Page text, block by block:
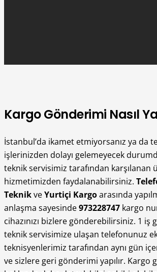
Kargo Gönderimi Nasıl
İstanbul’da ikamet etmiyorsanız ya da
işlerinizden dolayı gelemeyecek
teknik servisimiz tarafından karşılanan
hizmetimizden faydalanabilirsiniz.
TeknikveYurtiçi Kargoarasında
anlaşma sayesinde973228747 kargo
cihazınızı bizlere gönderebilirsiniz. 1 iş
teknik servisimize ulaşan telefonunuz
teknisyenlerimiz tarafından aynı gün
ve sizlere geri gönderimi yapılır. Kargo